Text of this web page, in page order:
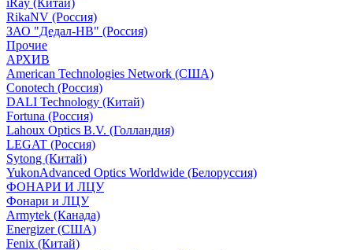
iRay (Китай)
RikaNV (Россия)
ЗАО "Дедал-НВ" (Россия)
Прочие
АРХИВ
American Technologies Network (США)
Conotech (Россия)
DALI Technology (Китай)
Fortuna (Россия)
Lahoux Optics B.V. (Голландия)
LEGAT (Россия)
Sytong (Китай)
YukonAdvanced Optics Worldwide (Белоруссия)
ФОНАРИ И ЛЦУ
Фонари и ЛЦУ
Armytek (Канада)
Energizer (США)
Fenix (Китай)